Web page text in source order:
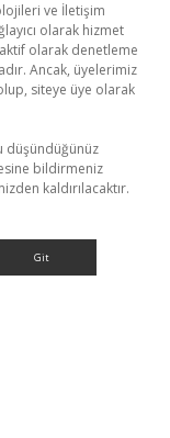
ve İletişim
olarak hizmet
olarak denetleme
Ancak, üyelerimiz
siteye üye olarak
düşündüğünüz
bildirmeniz
kaldırılacaktır.